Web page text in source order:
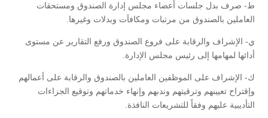
ط- صرف بدل جلسات أعضاء مجلس إدارة الصندوق ومستحقات
العاملين بالصندوق من مرتبات ومكافآت وبدلات وغيرها.
ي- الإشراف والرقابة على فروع الصندوق ورفع التقارير عن مستوى
أدائها لمهامها إلى رئيس مجلس الإدارة.
ك- الإشراف على الموظفين العاملين بالصندوق والرقابة على أعمالهم
وإقتراح تعيينهم وترقيتهم وندبهم وإنهاء خدماتهم وتوقيع الجزاءات
التأديبية عليهم وفقاً للتشريعات النافذة.